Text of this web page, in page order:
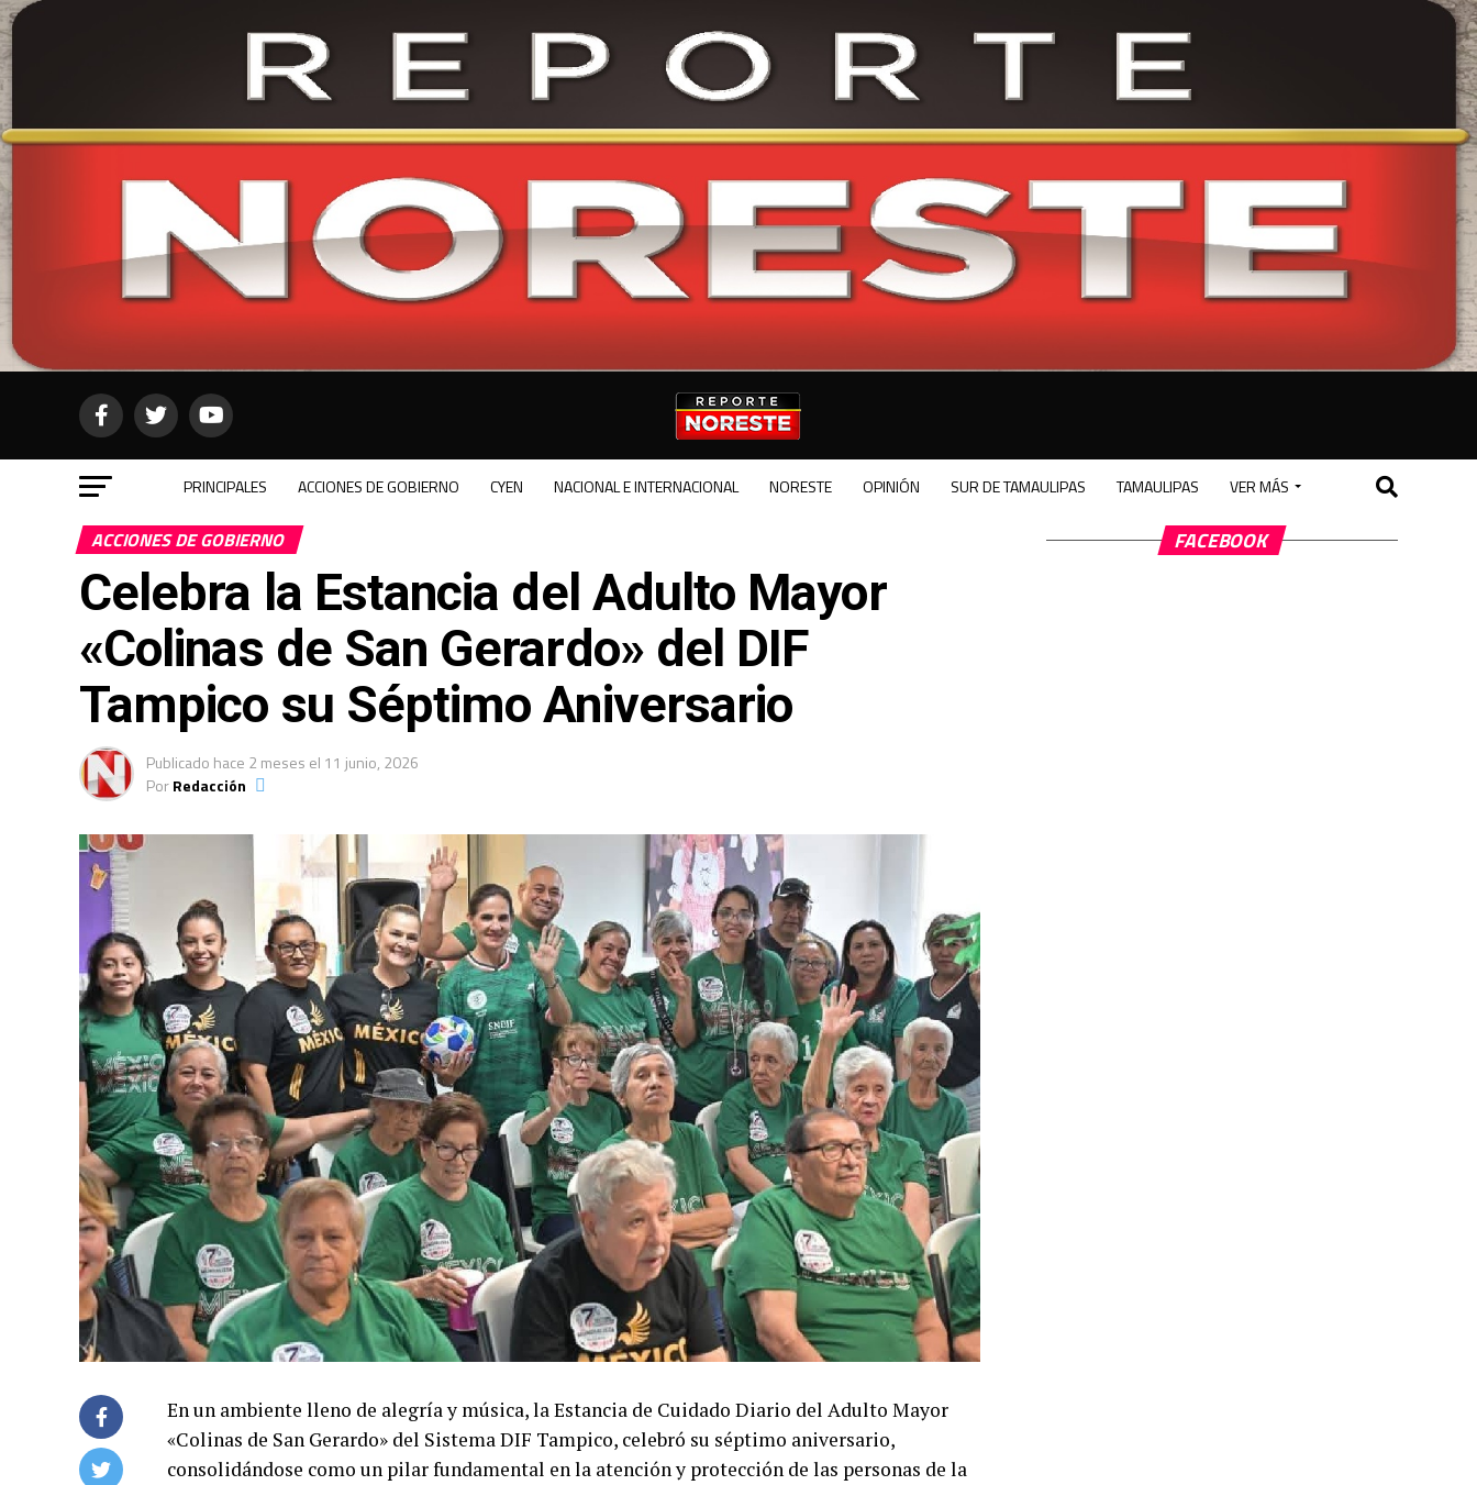
PRINCIPALES ACCIONES DE GOBIERNO CYEN NACIONAL E INTERNACIONAL NORESTE OPINIÓN SUR DE TAMAULIPAS TAMAULIPAS VER MÁS
ACCIONES DE GOBIERNO
Celebra la Estancia del Adulto Mayor
«Colinas de San Gerardo» del DIF
Tampico su Séptimo Aniversario
Publicado hace 2 meses el 11 junio, 2026
PorRedacción
En un ambiente lleno de alegría y música, la Estancia de Cuidado Diario del Adulto Mayor
«Colinas de San Gerardo» del Sistema DIF Tampico, celebró su séptimo aniversario,
consolidándose como un pilar fundamental en la atención y protección de las personas de la
FACEBOOK